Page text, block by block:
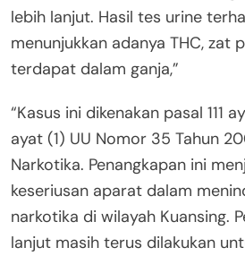
lebih lanjut. Hasil tes urine
menunjukkan adanya THC, zat
terdapat dalam ganja,”
“Kasus ini dikenakan pasal 111
ayat (1) UU Nomor 35 Tahun
Narkotika. Penangkapan ini
keseriusan aparat dalam
narkotika di wilayah Kuansing.
lanjut masih terus dilakukan